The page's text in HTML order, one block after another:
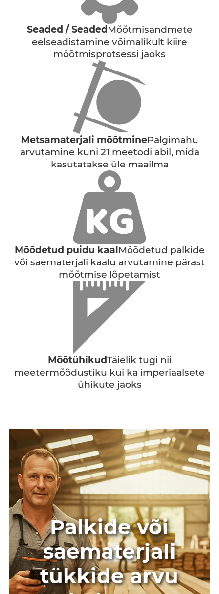
Seaded / Seaded Mõõtmisandmete
eelseadistamine võimalikult kiire
mõõtmisprotsessi jaoks
Metsamaterjali mõõtminePalgimahu
arvutamine kuni 21 meetodi abil, mida
kasutatakse üle maailma
Mõõdetud puidu kaal Mõõdetud palkide
või saematerjali kaalu arvutamine pärast
mõõtmise lõpetamist
MõõtühikudTäielik tugi nii
meetermõõdustiku kui ka imperiaalsete
ühikute jaoks
Palkide või
saematerjali
tükkide arvu